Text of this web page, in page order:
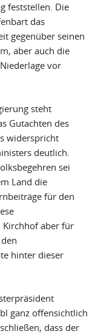
feststellen. Die
das
gegenüber seinen
aber auch die
vor
steht
Gutachten des
widerspricht
deutlich.
sei
Land die
für den
Kirchhof aber für
hinter dieser
ganz offensichtlich
dass der